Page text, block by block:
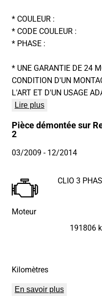
* COULEUR :
* CODE COULEUR :
* PHASE :
* UNE GARANTIE DE 24
CONDITION D'UN
L'ART ET D'UN USAGE
Lire plus
Pièce démontée sur
2
03/2009 - 12/2014
Moteur
CLIO 3
Kilomètres
191806
En savoir plus